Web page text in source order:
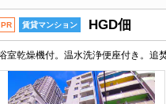
PR 賃貸マンション HGD佃